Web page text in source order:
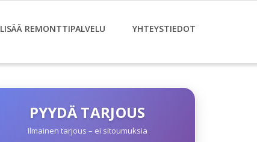
LISÄÄ REMONTTIPALVELU YHTEYSTIEDOT
PYYDÄ TARJOUS
Ilmainen tarjous – ei sitoumuksia